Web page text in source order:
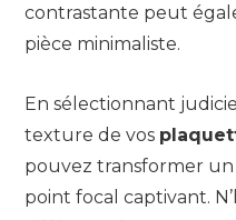
contrastante peut
pièce minimaliste.
En sélectionnant
texture de vos
pouvez transformer
point focal captivant.